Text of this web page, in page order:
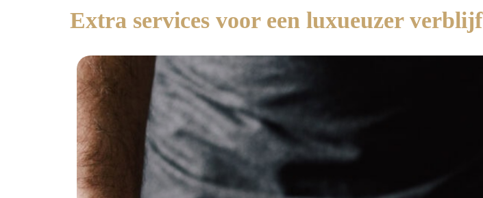
Extra services voor een luxueuzer verblijf